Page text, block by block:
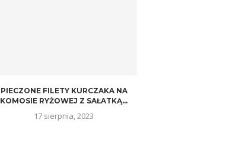
PIECZONE FILETY KURCZAKA NA
KOMOSIE RYŻOWEJ Z SAŁATKĄ...
17 sierpnia, 2023